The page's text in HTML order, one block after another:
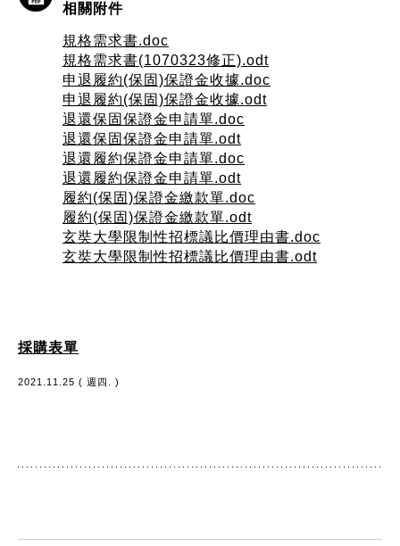
相關附件
規格需求書.doc
規格需求書(1070323修正).odt
申退履約(保固)保證金收據.doc
申退履約(保固)保證金收據.odt
退還保固保證金申請單.doc
退還保固保證金申請單.odt
退還履約保證金申請單.doc
退還履約保證金申請單.odt
履約(保固)保證金繳款單.doc
履約(保固)保證金繳款單.odt
玄奘大學限制性招標議比價理由書.doc
玄奘大學限制性招標議比價理由書.odt
採購表單
2021.11.25 ( 週四. )